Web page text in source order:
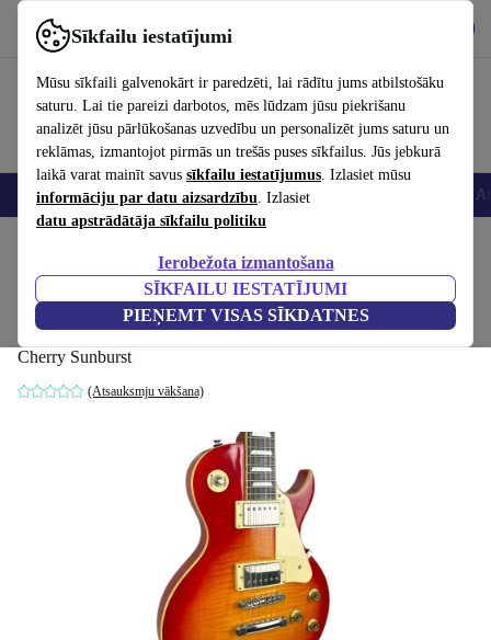
Sīkfailu iestatījumi
Mūsu sīkfaili galvenokārt ir paredzēti, lai rādītu jums atbilstošāku
saturu. Lai tie pareizi darbotos, mēs lūdzam jūsu piekrišanu
analizēt jūsu pārlūkošanas uzvedību un personalizēt jums saturu un
reklāmas, izmantojot pirmās un trešās puses sīkfailus. Jūs jebkurā
laikā varat mainīt savus sīkfailu iestatījumus. Izlasiet mūsu
informāciju par datu aizsardzību. Izlasiet
datu apstrādātāja sīkfailu politiku
Ierobežota izmantošana
SĪKFAILU IESTATĪJUMI
PIEŅEMT VISAS SĪKDATNES
Izmantojiet refurbed ātri un viegli
Viedtālruņi Portatīvie datori Planšetes Viedpulksteņi
Coxx Let’s Roll Standard Model - Cherry
Sunburst
Cherry Sunburst
(Atsauksmju vākšana)